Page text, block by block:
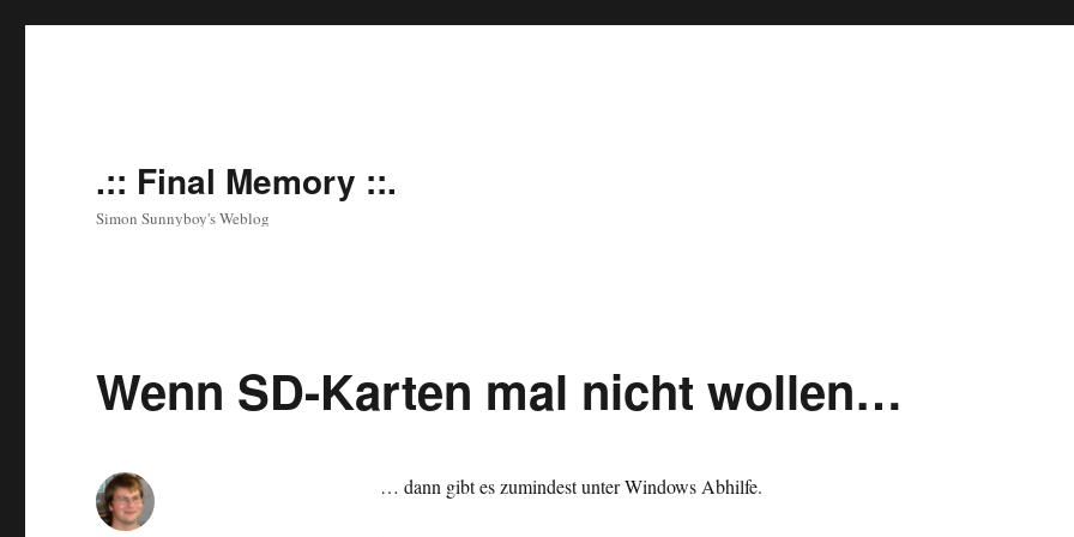
.:: Final Memory ::.
Simon Sunnyboy's Weblog
Wenn SD-Karten mal nicht wollen…
… dann gibt es zumindest unter Windows Abhilfe.